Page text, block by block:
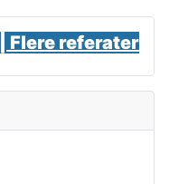
Flere referater